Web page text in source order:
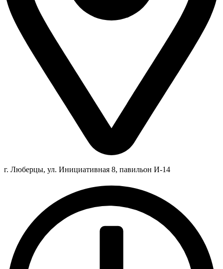
г. Люберцы, ул. Инициативная 8, павильон И-14